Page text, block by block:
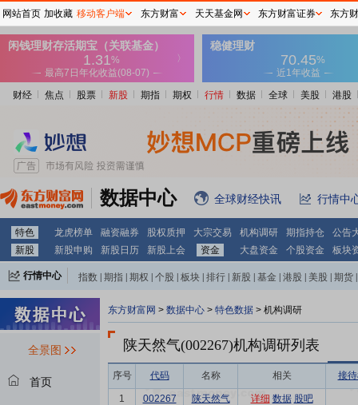
财经 焦点 股票 新股 期指 期权 行情 数据 全球 美股 港股
数据中心 全球财经快讯 行情中
特色 龙虎榜单 融资融券 股权质押 大宗交易 机构调研 期指持仓
公告
新股
新股申购 新股日历 新股上会 资金 大盘资金 个股资金 板块
行情中心 指数 期指 期权 个股 板块 排行 新股 基金 港股 美股 期货
全景图
首页
东方财富网 > 数据中心 > 特色数据 > 机构调研
陕天然气(002267)机构调研列表
序号 代码 名称 相关 接
1 002267 陕天然气 详细 数据 股吧
网站首页 加收藏 移动客户端 东方财富 天天基金网 东方财富证券 东方